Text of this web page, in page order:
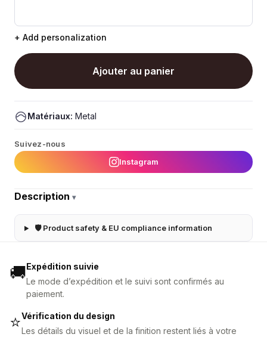
+ Add personalization
Ajouter au panier
Matériaux: Metal
Suivez-nous
Instagram
Description ▾
🛡 Product safety & EU compliance information
🚚Expédition suivie
Le mode d’expédition et le suivi sont confirmés au
paiement.
⭐Vérification du design
Les détails du visuel et de la finition restent liés à votre